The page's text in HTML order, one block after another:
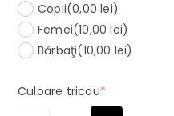
Copii(0,00 lei)
Femei(10,00 lei)
Bărbaţi(10,00 lei)
Culoare tricou*(required)